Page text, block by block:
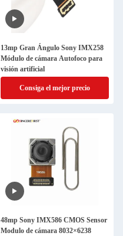
13mp Gran Ángulo Sony IMX258
Módulo de cámara Autofoco para
visión artificial
Consiga el mejor precio
48mp Sony IMX586 CMOS Sensor
Modulo de cámara 8032×6238